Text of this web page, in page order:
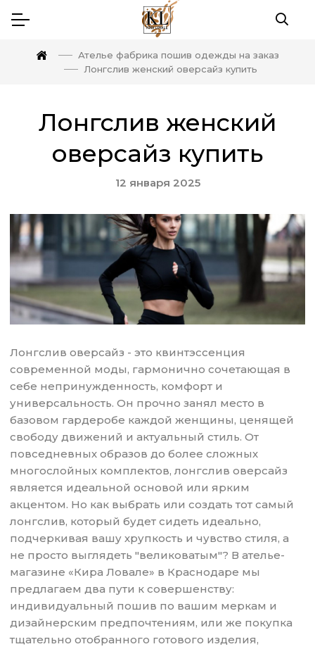
Ателье фабрика пошив одежды на заказ
Лонгслив женский оверсайз купить
Лонгслив женский
оверсайз купить
12 января 2025
Лонгслив оверсайз - это квинтэссенция
современной моды, гармонично сочетающая в
себе непринужденность, комфорт и
универсальность. Он прочно занял место в
базовом гардеробе каждой женщины, ценящей
свободу движений и актуальный стиль. От
повседневных образов до более сложных
многослойных комплектов, лонгслив оверсайз
является идеальной основой или ярким
акцентом. Но как выбрать или создать тот самый
лонгслив, который будет сидеть идеально,
подчеркивая вашу хрупкость и чувство стиля, а
не просто выглядеть "великоватым"? В ателье-
магазине «Кира Ловале» в Краснодаре мы
предлагаем два пути к совершенству:
индивидуальный пошив по вашим меркам и
дизайнерским предпочтениям, или же покупка
тщательно отобранного готового изделия,